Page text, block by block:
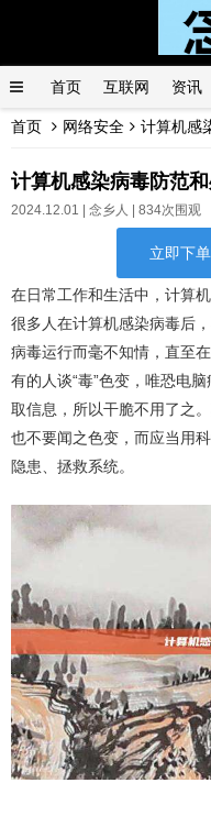
首页 互联网 资讯
首页 网络安全 计算机感
计算机感染病毒防范
2024.12.01 | 念乡人 | 834次围观
立即下单
在日常工作和生活中，计算
很多人在计算机感染病毒后
病毒运行而毫不知情，直至
有的人谈“毒”色变，唯恐电
取信息，所以干脆不用了之
也不要闻之色变，而应当用
隐患、拯救系统。